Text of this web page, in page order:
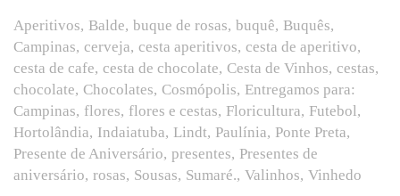
Aperitivos Balde buque de rosas buquê Buquês
Campinas cerveja cesta aperitivos cesta de aperitivo
cesta de cafe cesta de chocolate Cesta de Vinhos cestas
chocolate Chocolates Cosmópolis Entregamos para:
Campinas flores flores e cestas Floricultura Futebol
Hortolândia Indaiatuba Lindt Paulínia Ponte Preta
Presente de Aniversário presentes Presentes de
aniversário rosas Sousas Sumaré. Valinhos Vinhedo